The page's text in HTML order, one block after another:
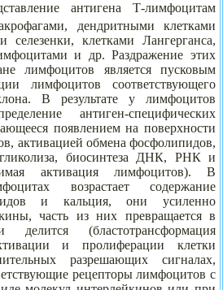
антигена Т-лимфоцитам
дендритными клетками
селезенки, клетками Лангерганса,
и др. Раздражение этих
лимфоцитов является пусковым
лимфоцитов соответствующего
В результате у лимфоцитов
антиген-специфических
появлением на поверхности
активацией обмена фосфолипидов,
биосинтеза ДНК, РНК и
активация лимфоцитов). В
возрастает содержание
и кальция, они усиленно
часть из них превращается в
(бластотрансформация
и пролиферации клетки
разрешающих сигналах,
рецепторы лимфоцитов с